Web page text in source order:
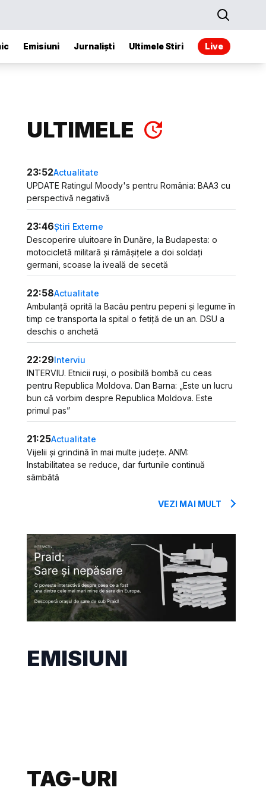
Emisiuni Jurnaliști Ultimele Stiri Live
ULTIMELE
23:52Actualitate
UPDATE Ratingul Moody's pentru România: BAA3 cu
perspectivă negativă
23:46Știri Externe
Descoperire uluitoare în Dunăre, la Budapesta: o
motocicletă militară și rămășițele a doi soldați
germani, scoase la iveală de secetă
22:58Actualitate
Ambulanță oprită la Bacău pentru pepeni și legume în
timp ce transporta la spital o fetiță de un an. DSU a
deschis o anchetă
22:29Interviu
INTERVIU. Etnicii ruși, o posibilă bombă cu ceas
pentru Republica Moldova. Dan Barna: „Este un lucru
bun că vorbim despre Republica Moldova. Este
primul pas”
21:25Actualitate
Vijelii și grindină în mai multe județe. ANM:
Instabilitatea se reduce, dar furtunile continuă
sâmbătă
VEZI MAI MULT
EMISIUNI
TAG-URI